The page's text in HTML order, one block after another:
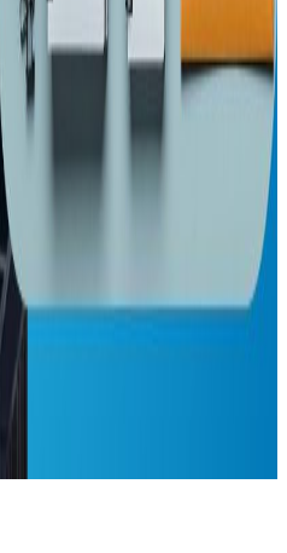
जना पुर्पक्षका लागि थुनामा
शल्यक्रिया !
एबीसीका कर्मचारी